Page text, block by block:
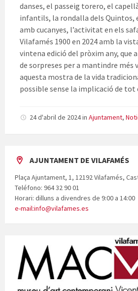
danses, el passeig torero, el
infantils, la rondalla dels Quintos,
amb cucanyes, l’activitat en els
Vilafamés 1900 en 2024 amb la
vintena edició del pròxim any, que
de sorpreses per a mantindre més
aquesta mostra de la vida
possible sense la implicació de tot
24 d'abril de 2024in Ajuntament,
AJUNTAMENT DE VILAFAMÉS
Plaça Ajuntament, 1, 12192 Vilafamés,
Teléfono: 964 32 90 01
Horari: dilluns a divendres de 9:00 a 14:00
e-mail:info@vilafames.es